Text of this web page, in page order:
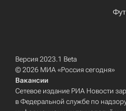
Версия 2023.1 Beta
© 2026 МИА «Россия сегодня»
Вакансии
Сетевое издание РИА Новости
в Федеральной службе по